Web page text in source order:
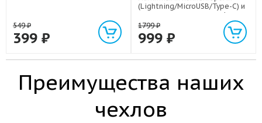
549₽
399 ₽
(Lightning/MicroUSB/Type-C) и
световым индикатором 1м
1799₽
999 ₽
Преимущества наших
чехлов